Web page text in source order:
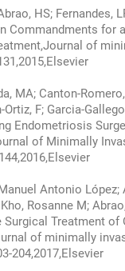
HS; Fernandes,
Commandments for
of
MA; Canton-
F; Garcia-
Endometriosis
of Minimally
Antonio López;
Rosanne M;
Treatment of
of minimally
204,2017,Elsevier